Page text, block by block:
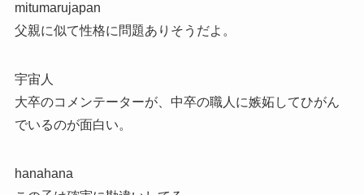
mitumarujapan
父親に似て性格に問題ありそうだよ。
宇宙人
大卒のコメンテーターが、中卒の職人に嫉妬してひがん
でいるのが面白い。
hanahana